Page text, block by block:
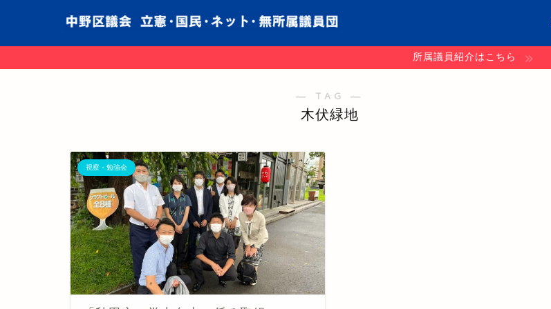
所属議員紹介はこちら
― TAG ―
木伏緑地
視察・勉強会